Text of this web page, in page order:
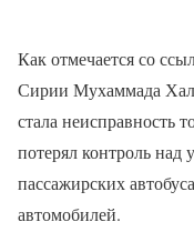
Как отмечается со
Сирии Мухаммада
стала неисправность
потерял контроль над
пассажирских
автомобилей.